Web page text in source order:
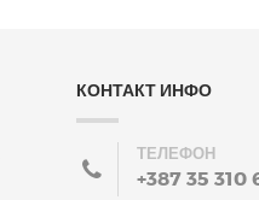
КОНТАКТ ИНФО
ТЕЛЕФОН
+387 35 310